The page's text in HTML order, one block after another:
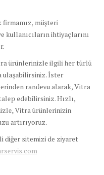
firmamız, müşteri
kullanıcıların ihtiyaçlarını
ürünlerinizle ilgili her türlü
ulaşabilirsiniz. İster
randevu alarak, Vitra
edebilirsiniz. Hızlı,
Vitra ürünlerinizin
artırıyoruz.
diğer sitemizi de ziyaret